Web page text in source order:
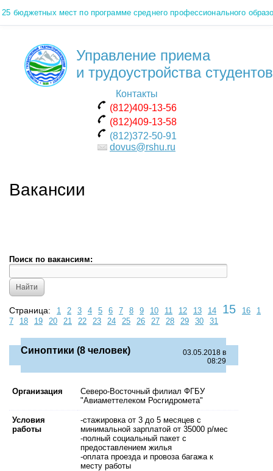
мест по программе среднего профессионального
Управление приема
и трудоустройства студентов
Контакты
(812)409-13-56
(812)409-13-58
(812)372-50-91
dovus@rshu.ru
Вакансии
Поиск по вакансиям:
Страница: 1 2 3 4 5 6 7 8 9 10 11 12 13 14 15 16
1
7
18 19 20 21 22 23 24 25 26 27 28 29 30 31
Синоптики (8 человек)
03.05.2018 в
08:29
Организация
Северо-Восточный филиал ФГБУ
"Авиаметтелеком Росгидромета"
Условия
работы
-стажировка от 3 до 5 месяцев с
минимальной зарплатой от 35000 р/мес
-полный социальный пакет с
предоставлением жилья
-оплата проезда и провоза багажа к
месту работы